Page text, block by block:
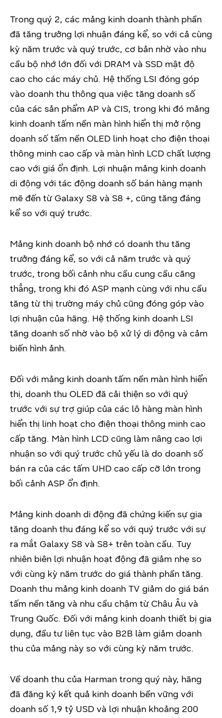
Trong quý 2, các mảng kinh doanh thành phần
đã tăng trưởng lợi nhuận đáng kể, so với cả cùng
kỳ năm trước và quý trước, cơ bản nhờ vào nhu
cầu bộ nhớ lớn đối với DRAM và SSD mật độ
cao cho các máy chủ. Hệ thống LSI đóng góp
vào doanh thu thông qua việc tăng doanh số
của các sản phẩm AP và CIS, trong khi đó mảng
kinh doanh tấm nền màn hình hiển thị mở rộng
doanh số tấm nền OLED linh hoạt cho điện thoại
thông minh cao cấp và màn hình LCD chất lượng
cao với giá ổn định. Lợi nhuận mảng kinh doanh
di động với tác động doanh số bán hàng mạnh
mẽ đến từ Galaxy S8 và S8 +, cũng tăng đáng
kể so với quý trước.
Mảng kinh doanh bộ nhớ có doanh thu tăng
trưởng đáng kể, so với cả năm trước và quý
trước, trong bối cảnh nhu cầu cung cầu căng
thẳng, trong khi đó ASP mạnh cùng với nhu cầu
tăng từ thị trường máy chủ cũng đóng góp vào
lợi nhuận của hãng. Hệ thống kinh doanh LSI
tăng doanh số nhờ vào bộ xử lý di động và cảm
biến hình ảnh.
Đối với mảng kinh doanh tấm nền màn hình hiển
thị, doanh thu OLED đã cải thiện so với quý
trước với sự trợ giúp của các lô hàng màn hình
hiển thị linh hoạt cho điện thoại thông minh cao
cấp tăng. Màn hình LCD cũng làm nâng cao lợi
nhuận so với quý trước chủ yếu là do doanh số
bán ra của các tấm UHD cao cấp cỡ lớn trong
bối cảnh ASP ổn định.
Mảng kinh doanh di động đã chứng kiến sự gia
tăng doanh thu đáng kể so với quý trước với sự
ra mắt Galaxy S8 và S8+ trên toàn cầu. Tuy
nhiên biên lợi nhuận hoạt động đã giảm nhẹ so
với cùng kỳ năm trước do giá thành phần tăng.
Doanh thu mảng kinh doanh TV giảm do giá bán
tấm nền tăng và nhu cầu chậm từ Châu Âu và
Trung Quốc. Đối với mảng kinh doanh thiết bị gia
dụng, đầu tư liên tục vào B2B làm giảm doanh
thu của mảng này so với cùng kỳ năm trước.
Về doanh thu của Harman trong quý này, hãng
đã đăng ký kết quả kinh doanh bền vững với
doanh số 1,9 tỷ USD và lợi nhuận khoảng 200